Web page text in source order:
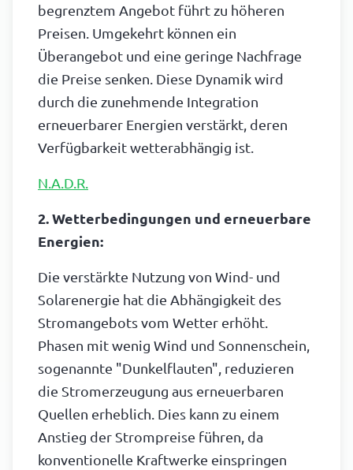
begrenztem Angebot führt zu höheren
Preisen. Umgekehrt können ein
Überangebot und eine geringe Nachfrage
die Preise senken. Diese Dynamik wird
durch die zunehmende Integration
erneuerbarer Energien verstärkt, deren
Verfügbarkeit wetterabhängig ist.
N.A.D.R.
2. Wetterbedingungen und erneuerbare
Energien:
Die verstärkte Nutzung von Wind- und
Solarenergie hat die Abhängigkeit des
Stromangebots vom Wetter erhöht.
Phasen mit wenig Wind und Sonnenschein,
sogenannte "Dunkelflauten", reduzieren
die Stromerzeugung aus erneuerbaren
Quellen erheblich. Dies kann zu einem
Anstieg der Strompreise führen, da
konventionelle Kraftwerke einspringen